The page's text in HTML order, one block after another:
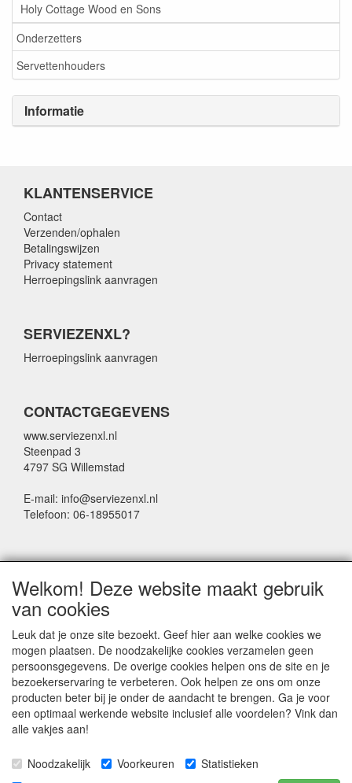
Holy Cottage Wood en Sons
Onderzetters
Servettenhouders
Informatie
KLANTENSERVICE
Contact
Verzenden/ophalen
Betalingswijzen
Privacy statement
Herroepingslink aanvragen
SERVIEZENXL?
Herroepingslink aanvragen
CONTACTGEGEVENS
www.serviezenxl.nl
Steenpad 3
4797 SG Willemstad
E-mail: info@serviezenxl.nl
Telefoon: 06-18955017
Voornaam
Achternaam
E-mail
Welkom! Deze website maakt gebruik
van cookies
Leuk dat je onze site bezoekt. Geef hier aan welke cookies we
mogen plaatsen. De noodzakelijke cookies verzamelen geen
persoonsgegevens. De overige cookies helpen ons de site en je
bezoekerservaring te verbeteren. Ook helpen ze ons om onze
producten beter bij je onder de aandacht te brengen. Ga je voor
een optimaal werkende website inclusief alle voordelen? Vink dan
alle vakjes aan!
Noodzakelijk Voorkeuren
Statistieken